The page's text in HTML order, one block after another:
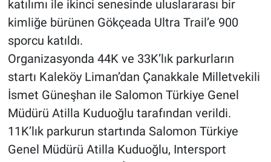
katılımı ile ikinci senesinde uluslararası bir
kimliğe bürünen Gökçeada Ultra Trail’e 900
sporcu katıldı.
Organizasyonda 44K ve 33K’lık parkurların
startı Kaleköy Liman’dan Çanakkale Milletvekili
İsmet Güneşhan ile Salomon Türkiye Genel
Müdürü Atilla Kuduoğlu tarafından verildi.
11K’lık parkurun startında Salomon Türkiye
Genel Müdürü Atilla Kuduoğlu, Intersport